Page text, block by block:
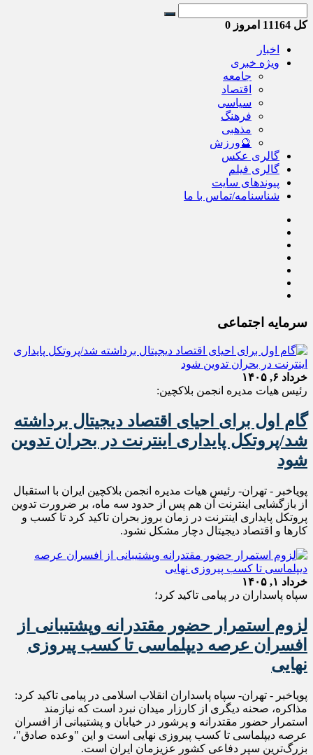
کل امروز 0
اخبار
ویژه خبری
جامعه
اقتصاد
سیاسی
فرهنگ
مذهبی
🔮ورزش
گالری عکس
گالری فیلم
پیوندهای سایت
شناسنامه/تماس با ما
سرمایه اجتماعی
خرداد ۶, ۱۴۰۵
رئیس هیات مدیره انجمن بلاکچین:
گام اول برای احیای اقتصاد دیجیتال برداشته
شد/پروتکل‌ پایداری اینترنت در بحران تدوین
شود
پویاخبر - تهران- رئیس هیات مدیره انجمن بلاکچین ایران با استقبال
از بازگشایی اینترنت آن هم پس از حدود سه ماه، بر ضرورت تدوین
پروتکل پایداری اینترنت در زمان بروز بحران تاکید کرد تا کسب و
کارها و اقتصاد دیجیتال دچار مشکل نشود.
خرداد ۱, ۱۴۰۵
سپاه پاسداران در پیامی تاکید کرد؛
لزوم استمرار حضور مقتدرانه وپشتیبانی از
افسران عرصه دیپلماسی تا کسب پیروزی
نهایی
پویاخبر - تهران- سپاه پاسداران انقلاب اسلامی در پیامی تاکید کرد:
مذاکره، صحنه دیگری از کارزار میدان نبرد است که نیازمند
استمرار حضور مقتدرانه و پرشور در خیابان و پشتیبانی از افسران
عرصه دیپلماسی تا کسب پیروزی نهایی است و این "وعده صادق"،
بزرگ‌ترین سپر دفاعی کشور عزیزمان ایران است.